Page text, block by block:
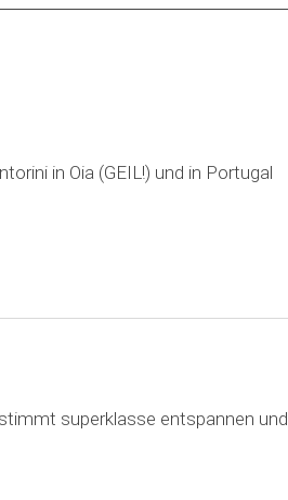
in Oia (GEIL!) und in Portugal
superklasse entspannen und